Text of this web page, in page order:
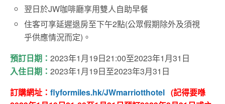
翌日於JW咖啡廳享用雙人自助早餐
住客可享延遲退房至下午2點(公眾假期除外及須視
乎供應情況而定)。
預訂日期： 2023年1月19日21:00至2023年1月31日
入住日期： 2023年1月19日至2023年3月31日
訂購網址： flyformiles.hk/JWmarriotthotel (記得要喺